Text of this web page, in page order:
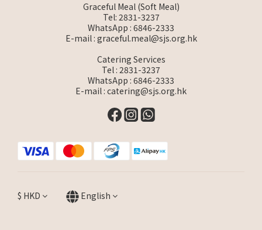
Graceful Meal (Soft Meal)
Tel: 2831-3237
WhatsApp : 6846-2333
E-mail : graceful.meal@sjs.org.hk
Catering Services
Tel : 2831-3237
WhatsApp : 6846-2333
E-mail : catering@sjs.org.hk
$ HKD English